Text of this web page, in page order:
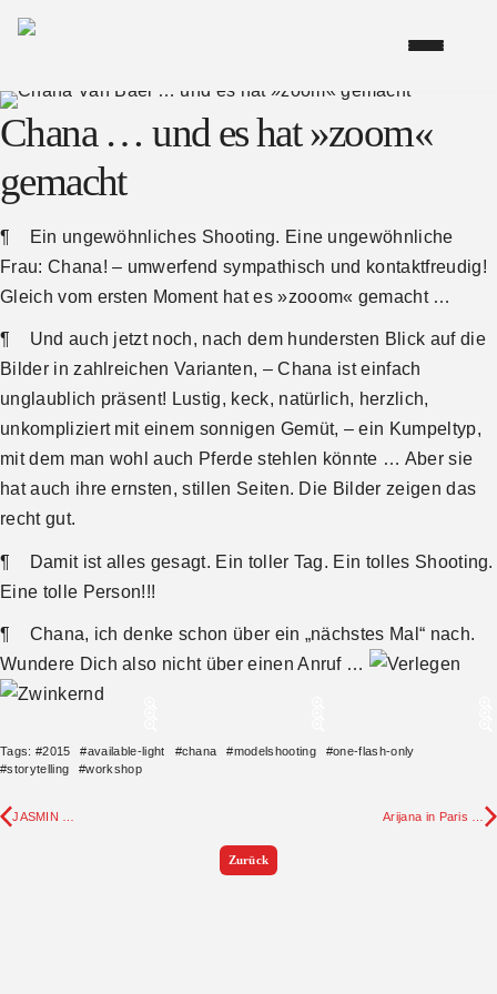
Chana … und es hat »zoom«
gemacht
¶ Ein ungewöhnliches Shooting. Eine ungewöhnliche
Frau: Chana! – umwerfend sympathisch und kontaktfreudig!
Gleich vom ersten Moment hat es »zooom« gemacht …
¶ Und auch jetzt noch, nach dem hundersten Blick auf die
Bilder in zahlreichen Varianten, – Chana ist einfach
unglaublich präsent! Lustig, keck, natürlich, herzlich,
unkompliziert mit einem sonnigen Gemüt, – ein Kumpeltyp,
mit dem man wohl auch Pferde stehlen könnte … Aber sie
hat auch ihre ernsten, stillen Seiten. Die Bilder zeigen das
recht gut.
¶ Damit ist alles gesagt. Ein toller Tag. Ein tolles Shooting.
Eine tolle Person!!!
¶ Chana, ich denke schon über ein „nächstes Mal“ nach.
Wundere Dich also nicht über einen Anruf …
Tags: #2015 #available-light #chana #modelshooting #one-flash-only
#storytelling #workshop
Arijana in Paris …
JASMIN …
Zurück